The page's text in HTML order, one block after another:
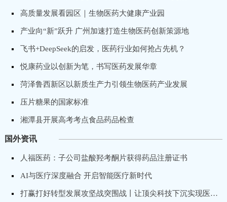
高质量发展看园区｜生物医药大健康产业园
产业向“新”跃升 广州加速打造生物医药创新策源地
飞书+DeepSeek的启发，医药行业如何抢占先机？
悦康药业以创新为笔，书写医药发展华章
菏泽鲁西新区以新质生产力引领生物医药产业发展
压片糖果的国家标准
湘潭县开展高考考点食品药品检查
国外资讯
人福医药：子公司盐酸羟考酮片获得药品注册证书
AI与医疗深度融合 开启智能医疗新时代
打赢打好转型发展攻坚战突围战丨让顶尖科技下沉实现医疗普惠，卓昕医疗推进骨科手术机器人国产化进程